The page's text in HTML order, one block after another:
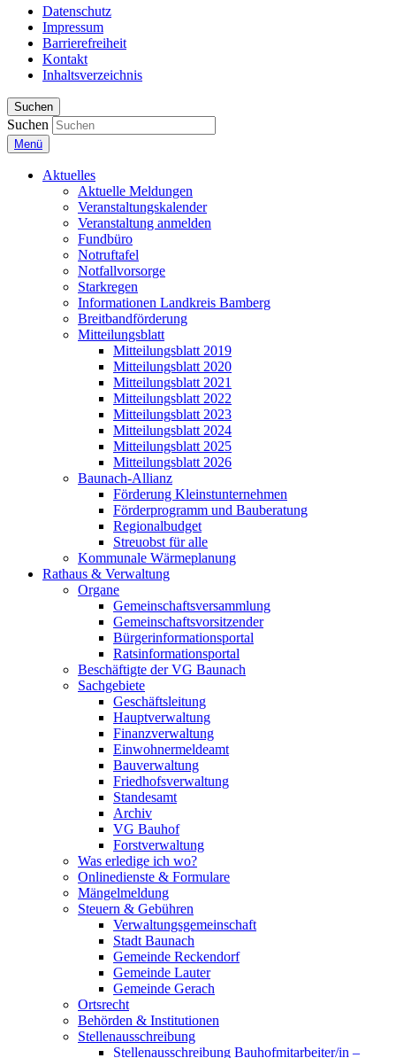
Datenschutz
Impressum
Barrierefreiheit
Kontakt
Inhaltsverzeichnis
Suchen
Suchen
Menü
Aktuelles
Aktuelle Meldungen
Veranstaltungskalender
Veranstaltung anmelden
Fundbüro
Notruftafel
Notfallvorsorge
Starkregen
Informationen Landkreis Bamberg
Breitbandförderung
Mitteilungsblatt
Mitteilungsblatt 2019
Mitteilungsblatt 2020
Mitteilungsblatt 2021
Mitteilungsblatt 2022
Mitteilungsblatt 2023
Mitteilungsblatt 2024
Mitteilungsblatt 2025
Mitteilungsblatt 2026
Baunach-Allianz
Förderung Kleinstunternehmen
Förderprogramm und Bauberatung
Regionalbudget
Streuobst für alle
Kommunale Wärmeplanung
Rathaus & Verwaltung
Organe
Gemeinschaftsversammlung
Gemeinschaftsvorsitzender
Bürgerinformationsportal
Ratsinformationsportal
Beschäftigte der VG Baunach
Sachgebiete
Geschäftsleitung
Hauptverwaltung
Finanzverwaltung
Einwohnermeldeamt
Bauverwaltung
Friedhofsverwaltung
Standesamt
Archiv
VG Bauhof
Forstverwaltung
Was erledige ich wo?
Onlinedienste & Formulare
Mängelmeldung
Steuern & Gebühren
Verwaltungsgemeinschaft
Stadt Baunach
Gemeinde Reckendorf
Gemeinde Lauter
Gemeinde Gerach
Ortsrecht
Behörden & Institutionen
Stellenausschreibung
Stellenausschreibung Bauhofmitarbeiter/in –